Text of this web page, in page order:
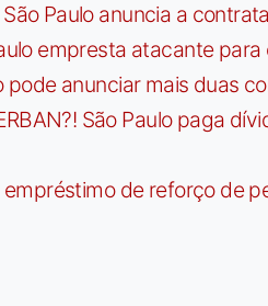
São Paulo anuncia a
empresta atacante
pode anunciar mais duas
São Paulo paga
empréstimo de reforço de